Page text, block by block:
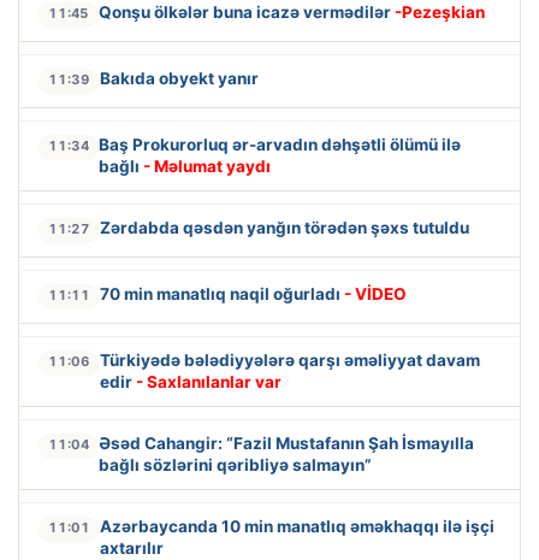
11:45 Qonşu ölkələr buna icazə vermədilər -Pezeşkian
11:39 Bakıda obyekt yanır
11:34 Baş Prokurorluq ər-arvadın dəhşətli ölümü ilə
bağlı - Məlumat yaydı
11:27 Zərdabda qəsdən yanğın törədən şəxs tutuldu
11:11 70 min manatlıq naqil oğurladı - VİDEO
11:06
Türkiyədə bələdiyyələrə qarşı əməliyyat davam
edir - Saxlanılanlar var
11:04
Əsəd Cahangir: “Fazil Mustafanın Şah İsmayılla
bağlı sözlərini qəribliyə salmayın”
11:01
Azərbaycanda 10 min manatlıq əməkhaqqı ilə işçi
axtarılır